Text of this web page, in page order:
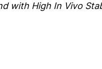
with High In Vivo